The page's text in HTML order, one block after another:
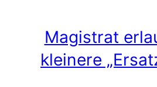
Magistrat
kleinere